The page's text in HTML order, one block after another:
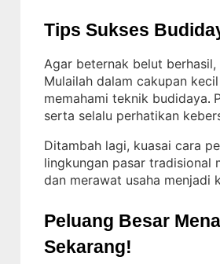
Tips Sukses
Agar beternak belut
Mulailah dalam cakupan
memahami teknik budidaya.
serta selalu perhatikan
Ditambah lagi, kuasai cara
lingkungan pasar tradisional
dan merawat usaha menjadi
Peluang Besar
Sekarang!